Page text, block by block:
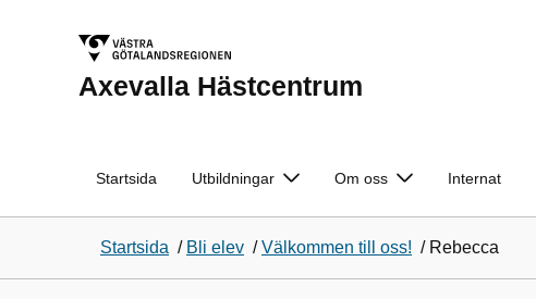
Axevalla Hästcentrum
Startsida Utbildningar Om oss Internat
Startsida / Bli elev /Välkommen till oss! / Rebecca